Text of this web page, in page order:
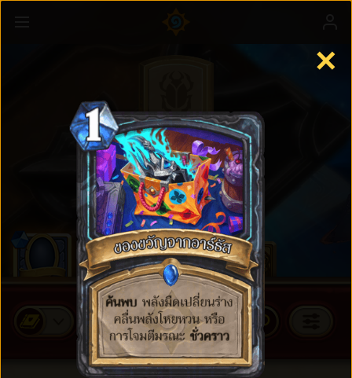
การ์ดมาตรฐาน
ซื้อซองการ์ด
✕